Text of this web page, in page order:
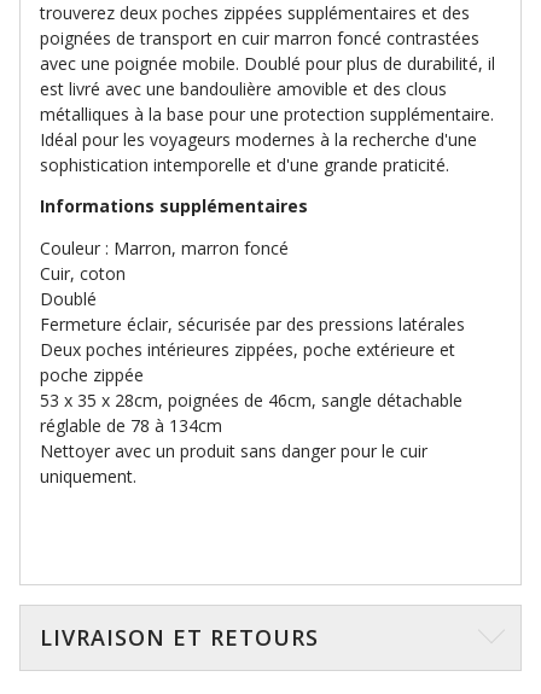
trouverez deux poches zippées supplémentaires et des
poignées de transport en cuir marron foncé contrastées
avec une poignée mobile. Doublé pour plus de durabilité, il
est livré avec une bandoulière amovible et des clous
métalliques à la base pour une protection supplémentaire.
Idéal pour les voyageurs modernes à la recherche d'une
sophistication intemporelle et d'une grande praticité.
Informations supplémentaires
Couleur : Marron, marron foncé
Cuir, coton
Doublé
Fermeture éclair, sécurisée par des pressions latérales
Deux poches intérieures zippées, poche extérieure et
poche zippée
53 x 35 x 28cm, poignées de 46cm, sangle détachable
réglable de 78 à 134cm
Nettoyer avec un produit sans danger pour le cuir
uniquement.
LIVRAISON ET RETOURS